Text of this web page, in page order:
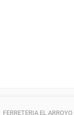
FERRETERIA EL ARROYO